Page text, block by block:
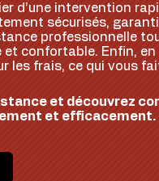
d’une intervention
sécurisés,
professionnelle
et confortable. Enfin,
les frais, ce qui vous
et découvrez
et efficacement.